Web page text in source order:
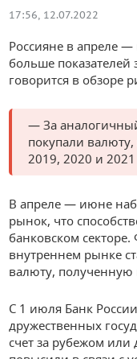
17:56, 12.07.2022
Россияне в апреле
больше
говорится в обзоре
— За
покупали
2019, 2020 и
В апреле — июне
рынок, что
банковском
внутреннем рынке
валюту, полученную
С 1 июля Банк России
дружественных
счет за рубежом